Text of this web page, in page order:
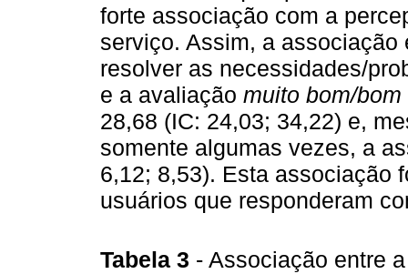
forte associação com a
serviço. Assim, a associação
resolver as necessidades/
e a avaliação muito bom/bom
28,68 (IC: 24,03; 34,22) e,
somente algumas vezes, a
6,12; 8,53). Esta associação
usuários que responderam
Tabela 3 - Associação entre